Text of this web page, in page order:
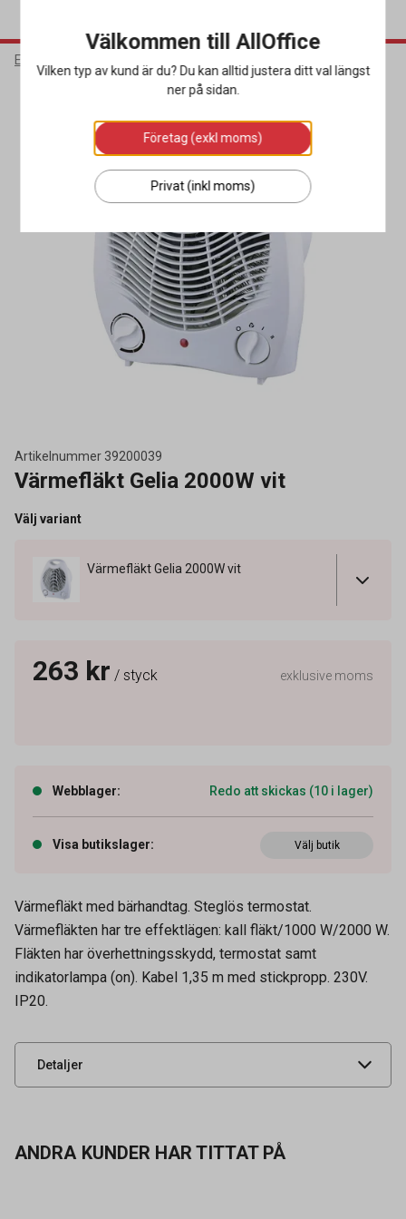
Elektronik
Artikelnummer 39200039
Värmefläkt Gelia 2000W vit
Välj variant
Värmefläkt Gelia 2000W vit
263 kr / styck exklusive moms
Webblager: Redo att skickas (10 i lager)
Visa butikslager: Välj butik
Värmefläkt med bärhandtag. Steglös termostat.
Värmefläkten har tre effektlägen: kall fläkt/1000 W/2000 W.
Fläkten har överhettningsskydd, termostat samt
indikatorlampa (on). Kabel 1,35 m med stickpropp. 230V.
IP20.
Detaljer
Artikelnummer 39200039
Leverantörens
UNSPSC 40101601
ANDRA KUNDER HAR TITTAT PÅ
Välkommen till AllOffice
Vilken typ av kund är du? Du kan alltid justera ditt val längst
ner på sidan.
Företag (exkl moms)
Privat (inkl moms)